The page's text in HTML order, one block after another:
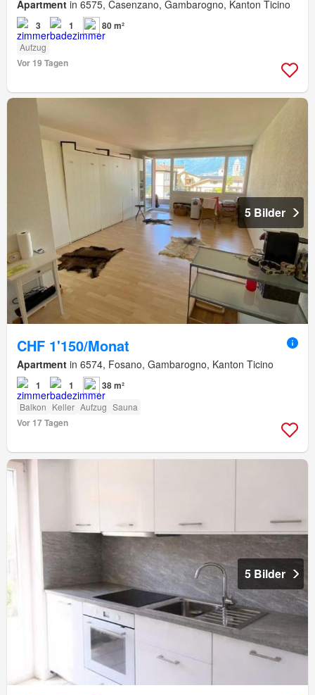
Apartment in 6575, Casenzano, Gambarogno, Kanton Ticino
3 1 80 m²
Aufzug
Vor 19 Tagen
5 Bilder
CHF 1'150/Monat
Apartment in 6574, Fosano, Gambarogno, Kanton Ticino
1 1 38 m²
Balkon Keller Aufzug Sauna
Vor 17 Tagen
5 Bilder